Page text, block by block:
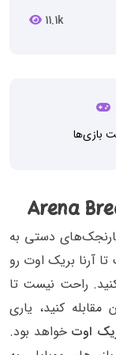
11.1k
بازی‌ها
دستی به
آرنا بریک اوت رو
راحت نیست تا
مقابله کنید، یاری
اوتخواهد بود.